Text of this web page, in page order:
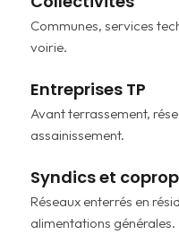
Communes, services
voirie.
Entreprises TP
Avant terrassement,
assainissement.
Syndics et
Réseaux enterrés en
alimentations générales.